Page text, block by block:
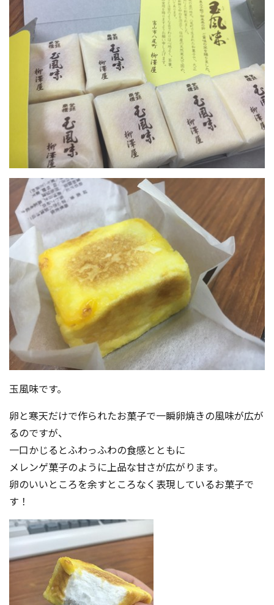
玉風味です。
卵と寒天だけで作られたお菓子で一瞬卵焼きの風味が広が
るのですが、
一口かじるとふわっふわの食感とともに
メレンゲ菓子のように上品な甘さが広がります。
卵のいいところを余すところなく表現しているお菓子で
す！